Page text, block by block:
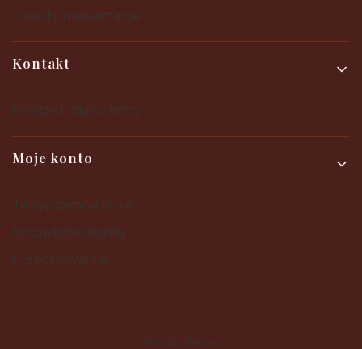
Kontakt
Moje konto